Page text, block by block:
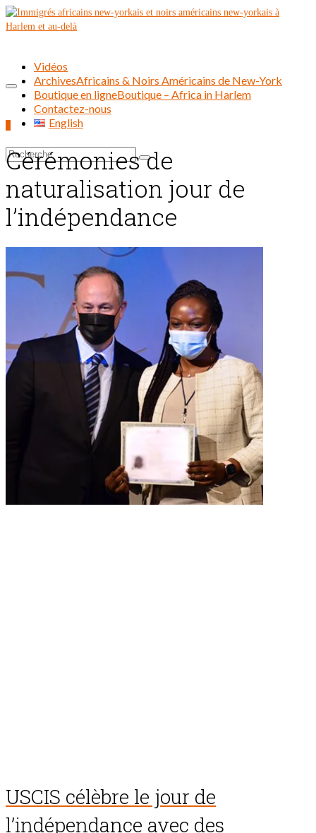
Rechercher :
Vidéos
ArchivesAfricains & Noirs Américains de New-York
Boutique en ligneBoutique – Africa in Harlem
Contactez-nous
English
Cérémonies de
naturalisation jour de
l’indépendance
USCIS célèbre le jour de
l’indépendance avec des